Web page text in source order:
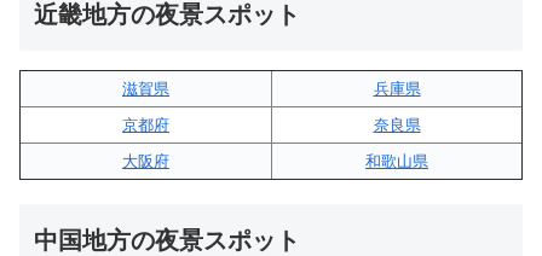
近畿地方の夜景スポット
滋賀県
兵庫県
京都府
奈良県
大阪府
和歌山県
中国地方の夜景スポット